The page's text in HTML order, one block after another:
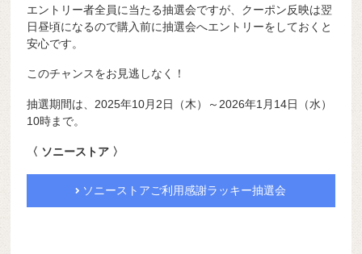
エントリー者全員に当たる抽選会ですが、クーポン反映は翌
日昼頃になるので購入前に抽選会へエントリーをしておくと
安心です。
このチャンスをお見逃しなく！
抽選期間は、2025年10月2日（木）～2026年1月14日（水）
10時まで。
〈 ソニーストア 〉
ソニーストアご利用感謝ラッキー抽選会